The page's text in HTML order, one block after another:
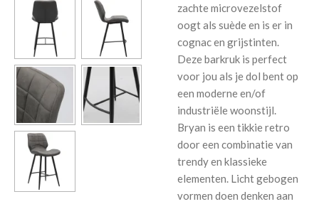
zachte microvezelstof
oogt als suède en is er in
cognac en grijstinten.
Deze barkruk is perfect
voor jou als je dol bent op
een moderne en/of
industriële woonstijl.
Bryan is een tikkie retro
door een combinatie van
trendy en klassieke
elementen. Licht gebogen
vormen doen denken aan